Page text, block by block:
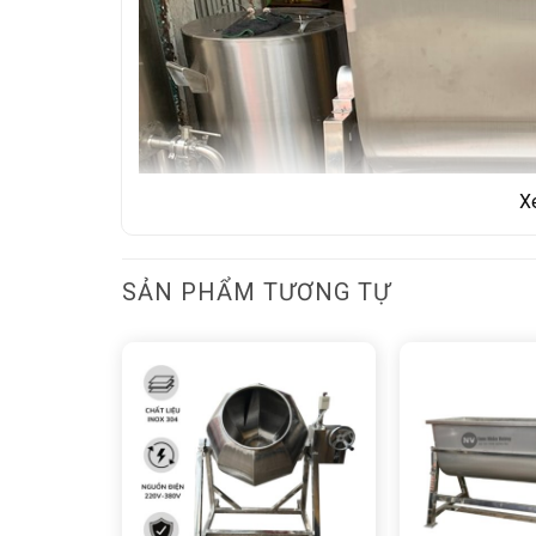
II. Cấu tạo và thiết kế của
SẢN PHẨM TƯƠNG TỰ